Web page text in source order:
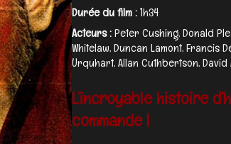
Durée du film :1h34
Acteurs :Peter Cushing, Donald
Whitelaw, Duncan Lamont, Francis
Urquhart, Allan Cuthbertson, David
L’incroyable histoire
commande !